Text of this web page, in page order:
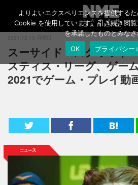
2021.12.13 月曜日
スーサイド・スクワッド
スティス・リーグ、ゲー
2021でゲーム・プレイ動
よりよいエクスペリエンスを提供する
Cookie を使用しています。引き続き閲
を承諾したものとみな
OK
プライバシー